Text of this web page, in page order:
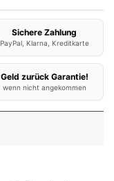
Sichere Zahlung
PayPal, Klarna, Kreditkarte
Geld zurück Garantie!
wenn nicht angekommen